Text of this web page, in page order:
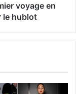
voyage en
le hublot